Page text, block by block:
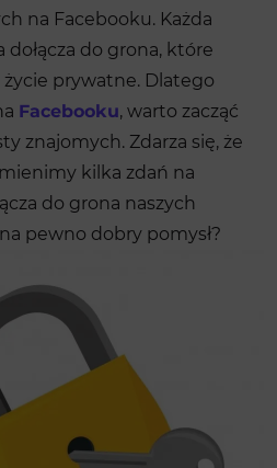
na Facebooku. Każda
do grona, które
prywatne. Dlatego
Facebooku, warto zacząć
znajomych. Zdarza się, że
kilka zdań na
do grona naszych
pewno dobry pomysł?